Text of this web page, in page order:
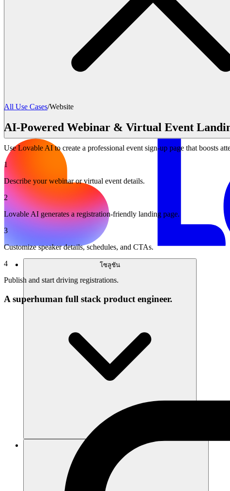
โซลูชัน
All Use Cases/Website
AI-Powered Webinar & Virtual Event
Use Lovable AI to create a professional event sign-up page that boosts
1
Describe your webinar or virtual event details.
2
Lovable AI generates a registration-friendly landing page.
3
Customize speaker details, schedules, and CTAs.
4
Publish and start driving registrations.
A superhuman full stack product engineer.